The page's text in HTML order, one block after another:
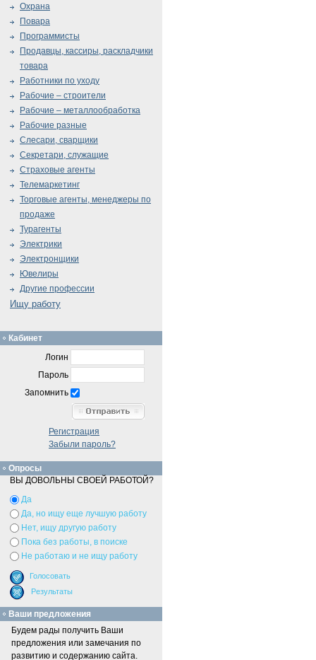
Охрана
Повара
Программисты
Продавцы, кассиры, раскладчики
товара
Работники по уходу
Рабочие – строители
Рабочие – металлообработка
Рабочие разные
Слесари, сварщики
Секретари, служащие
Страховые агенты
Телемаркетинг
Торговые агенты, менеджеры по
продаже
Турагенты
Электрики
Электронщики
Ювелиры
Другие профессии
Ищу работу
Кабинет
Логин
Пароль
Запомнить
Регистрация
Забыли пароль?
Опросы
ВЫ ДОВОЛЬНЫ СВОЕЙ РАБОТОЙ?
Да
Да, но ищу еще лучшую работу
Нет, ищу другую работу
Пока без работы, в поиске
Не работаю и не ищу работу
Ваши предложения
Будем рады получить Ваши
предложения или замечания по
развитию и содержанию сайта.